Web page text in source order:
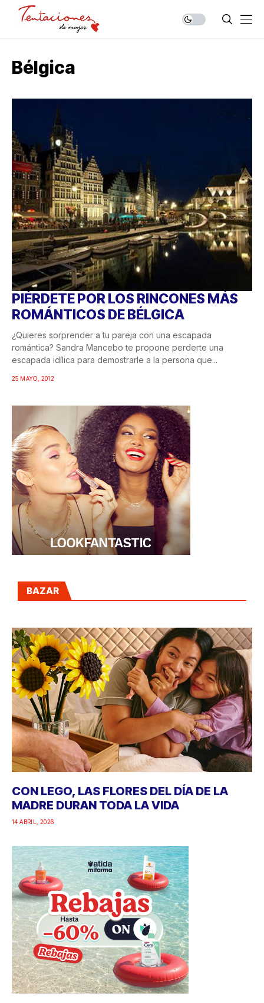
Bélgica
PIÉRDETE POR LOS RINCONES MÁS
ROMÁNTICOS DE BÉLGICA
¿Quieres sorprender a tu pareja con una escapada
romántica? Sandra Mancebo te propone perderte una
escapada idílica para demostrarle a la persona que...
25 MAYO, 2012
BAZAR
CON LEGO, LAS FLORES DEL DÍA DE LA
MADRE DURAN TODA LA VIDA
14 ABRIL, 2026